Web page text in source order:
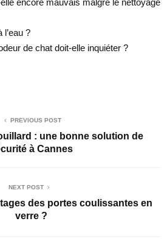
l’eau ?
de chat doit-elle inquiéter ?
PREVIOUS POST
: une bonne solution de
à Cannes
NEXT POST
des portes coulissantes en
verre ?